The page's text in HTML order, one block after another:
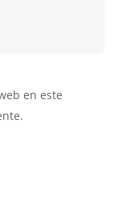
en este